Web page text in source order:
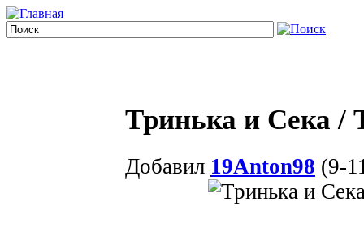
Тринька и Сека /
Добавил 19Anton98 (9-